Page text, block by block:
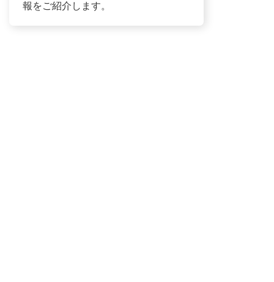
報をご紹介します。